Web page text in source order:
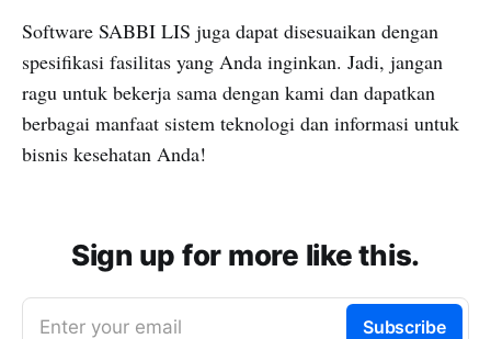
Software SABBI LIS juga dapat disesuaikan dengan
spesifikasi fasilitas yang Anda inginkan. Jadi, jangan
ragu untuk bekerja sama dengan kami dan dapatkan
berbagai manfaat sistem teknologi dan informasi untuk
bisnis kesehatan Anda!
Sign up for more like this.
Enter your email Subscribe